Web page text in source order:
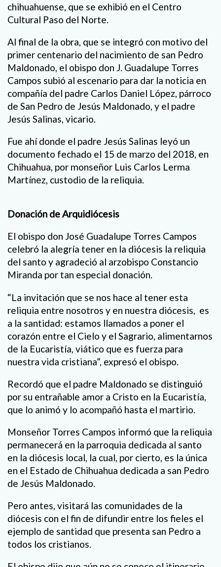
chihuahuense, que se exhibió en el Centro
Cultural Paso del Norte.
Al final de la obra, que se integró con motivo del
primer centenario del nacimiento de san Pedro
Maldonado, el obispo don J. Guadalupe Torres
Campos subió al escenario para dar la noticia en
compañía del padre Carlos Daniel López, párroco
de San Pedro de Jesús Maldonado, y el padre
Jesús Salinas, vicario.
Fue ahí donde el padre Jesús Salinas leyó un
documento fechado el 15 de marzo del 2018, en
Chihuahua, por monseñor Luis Carlos Lerma
Martínez, custodio de la reliquia.
Donación de Arquidiócesis
El obispo don José Guadalupe Torres Campos
celebró la alegría tener en la diócesis la reliquia
del santo y agradeció al arzobispo Constancio
Miranda por tan especial donación.
“La invitación que se nos hace al tener esta
reliquia entre nosotros y en nuestra diócesis, es
a la santidad: estamos llamados a poner el
corazón entre el Cielo y el Sagrario, alimentarnos
de la Eucaristía, viático que es fuerza para
nuestra vida cristiana”, expresó el obispo.
Recordó que el padre Maldonado se distinguió
por su entrañable amor a Cristo en la Eucaristía,
que lo animó y lo acompañó hasta el martirio.
Monseñor Torres Campos informó que la reliquia
permanecerá en la parroquia dedicada al santo
en la diócesis local, la cual, por cierto, es la única
en el Estado de Chihuahua dedicada a san Pedro
de Jesús Maldonado.
Pero antes, visitará las comunidades de la
diócesis con el fin de difundir entre los fieles el
ejemplo de santidad que presenta san Pedro a
todos los cristianos.